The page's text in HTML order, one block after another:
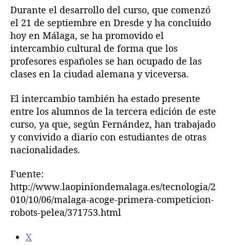
l
e
a
Durante el desarrollo del curso, que comenzó
el 21 de septiembre en Dresde y ha concluido
hoy en Málaga, se ha promovido el
intercambio cultural de forma que los
profesores españoles se han ocupado de las
clases en la ciudad alemana y viceversa.
El intercambio también ha estado presente
entre los alumnos de la tercera edición de este
curso, ya que, según Fernández, han trabajado
y convivido a diario con estudiantes de otras
nacionalidades.
Fuente:
http://www.laopiniondemalaga.es/tecnologia/2
010/10/06/malaga-acoge-primera-competicion-
robots-pelea/371753.html
X